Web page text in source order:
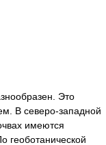
Это
В северо-западной
имеются
геоботанической